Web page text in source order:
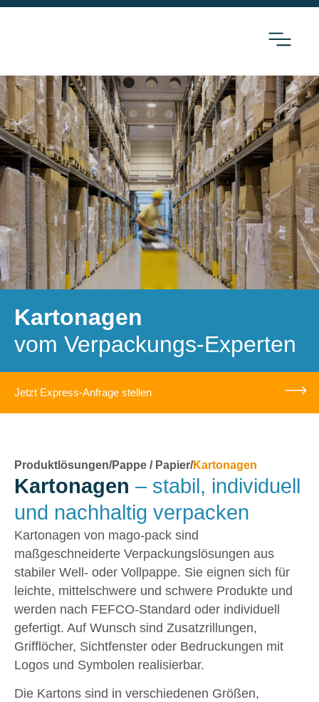
Kartonagen
vom Verpackungs-Experten
Jetzt Express-Anfrage stellen
Produktlösungen/Pappe / Papier/Kartonagen
Kartonagen – stabil, individuell
und nachhaltig verpacken
Kartonagen von mago-pack sind
maßgeschneiderte Verpackungslösungen aus
stabiler Well- oder Vollpappe. Sie eignen sich für
leichte, mittelschwere und schwere Produkte und
werden nach FEFCO-Standard oder individuell
gefertigt. Auf Wunsch sind Zusatzrillungen,
Grifflöcher, Sichtfenster oder Bedruckungen mit
Logos und Symbolen realisierbar.
Die Kartons sind in verschiedenen Größen,